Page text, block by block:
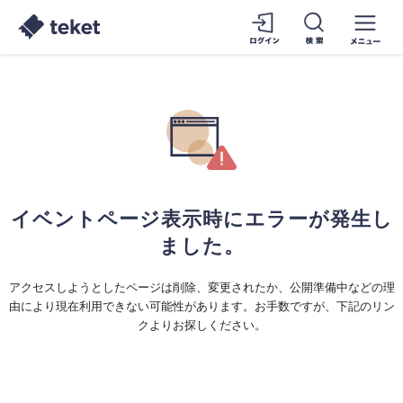
イベントページ表示時にエラーが発生し
ました。
アクセスしようとしたページは削除、変更されたか、公開準備中などの理
由により現在利用できない可能性があります。お手数ですが、下記のリン
クよりお探しください。